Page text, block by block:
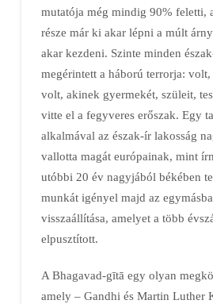
mutatója még mindig 90% feletti,
része már ki akar lépni a múlt
akar kezdeni. Szinte minden
megérintett a háború terrorja: volt,
volt, akinek gyermekét, szüleit,
vitte el a fegyveres erőszak. Egy
alkalmával az észak-ír lakosság
vallotta magát európainak, mint
utóbbi 20 év nagyjából békében
munkát igényel majd az
visszaállítása, amelyet a több
elpusztított.
A Bhagavad-gītā egy olyan
amely – Gandhi és Martin Luther